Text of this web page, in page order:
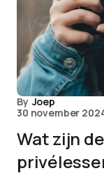
By Joep
30 november
Wat zijn